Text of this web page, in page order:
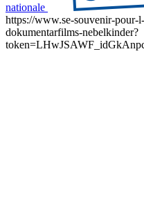
nationale
https://www.se-souvenir-pour-
dokumentarfilms-nebelkinder?